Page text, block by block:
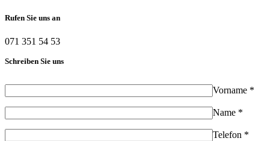
Rufen Sie uns an
071 351 54 53
Schreiben Sie uns
Vorname *
Name *
Telefon *